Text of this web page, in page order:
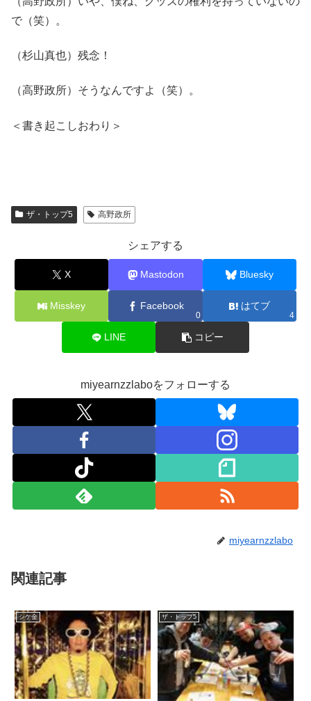
で（笑）。
（杉山真也）残念！
（高野政所）そうなんですよ（笑）。
＜書き起こしおわり＞
ザ・トップ5 高野政所
シェアする
X Mastodon Bluesky
Misskey Facebook
0
はてブ
4
LINE コピー
miyearnzzlaboをフォローする
miyearnzzlabo
関連記事
シケ金 ザ・トップ5